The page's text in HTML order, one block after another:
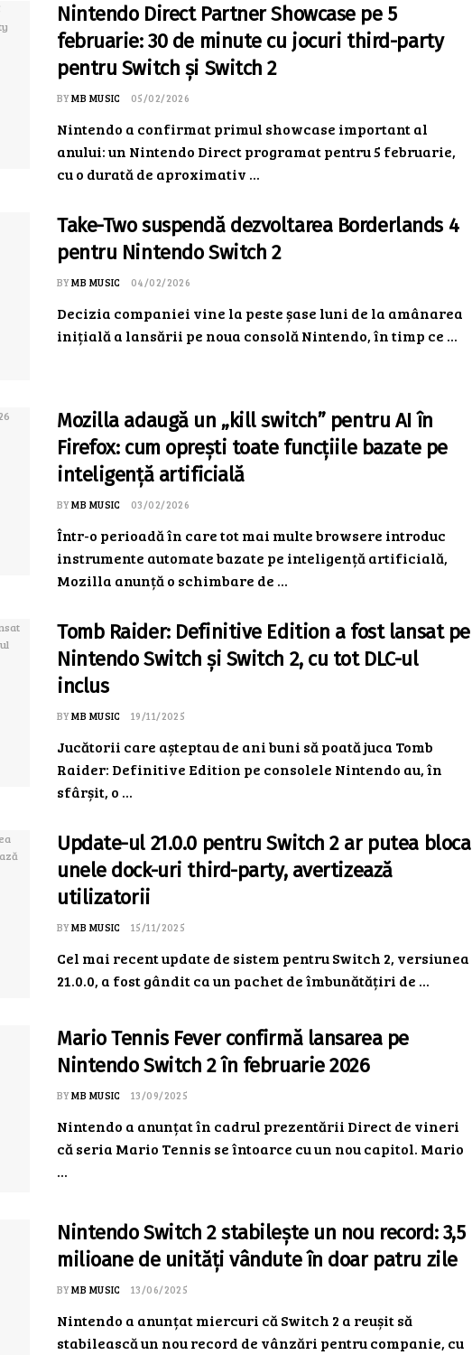
Nintendo Direct Partner Showcase pe 5
februarie: 30 de minute cu jocuri third-party
pentru Switch și Switch 2
BYMB MUSIC 05/02/2026
Nintendo a confirmat primul showcase important al
anului: un Nintendo Direct programat pentru 5 februarie,
cu o durată de aproximativ ...
Take-Two suspendă dezvoltarea Borderlands 4
pentru Nintendo Switch 2
BYMB MUSIC 04/02/2026
Decizia companiei vine la peste șase luni de la amânarea
inițială a lansării pe noua consolă Nintendo, în timp ce ...
Mozilla adaugă un „kill switch” pentru AI în
Firefox: cum oprești toate funcțiile bazate pe
inteligență artificială
BYMB MUSIC 03/02/2026
Într-o perioadă în care tot mai multe browsere introduc
instrumente automate bazate pe inteligență artificială,
Mozilla anunță o schimbare de ...
Tomb Raider: Definitive Edition a fost lansat pe
Nintendo Switch și Switch 2, cu tot DLC-ul
inclus
BYMB MUSIC 19/11/2025
Jucătorii care așteptau de ani buni să poată juca Tomb
Raider: Definitive Edition pe consolele Nintendo au, în
sfârșit, o ...
Update-ul 21.0.0 pentru Switch 2 ar putea bloca
unele dock-uri third-party, avertizează
utilizatorii
BYMB MUSIC 15/11/2025
Cel mai recent update de sistem pentru Switch 2, versiunea
21.0.0, a fost gândit ca un pachet de îmbunătățiri de ...
Mario Tennis Fever confirmă lansarea pe
Nintendo Switch 2 în februarie 2026
BYMB MUSIC 13/09/2025
Nintendo a anunțat în cadrul prezentării Direct de vineri
că seria Mario Tennis se întoarce cu un nou capitol. Mario
...
Nintendo Switch 2 stabilește un nou record: 3,5
milioane de unități vândute în doar patru zile
BYMB MUSIC 13/06/2025
Nintendo a anunțat miercuri că Switch 2 a reușit să
stabilească un nou record de vânzări pentru companie, cu